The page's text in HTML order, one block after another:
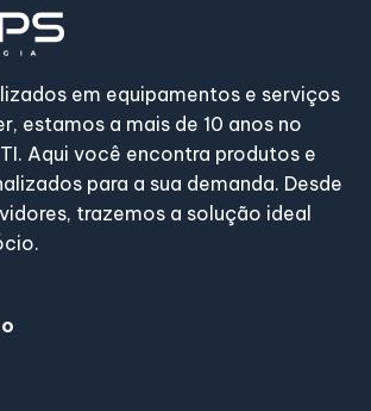
em equipamentos e serviços
estamos a mais de 10 anos no
Aqui você encontra produtos e
para a sua demanda. Desde
trazemos a solução ideal